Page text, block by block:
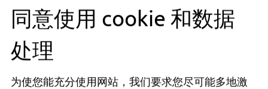
公民参与和志愿服务办公室
地址
91054Erlangen
同意使用 cookie 和数据
处理
为使您能充分使用网站，我们要求您尽可能多地激